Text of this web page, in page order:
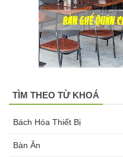
TÌM THEO TỪ KHOÁ
Bách Hóa Thiết Bị
Bàn Ăn